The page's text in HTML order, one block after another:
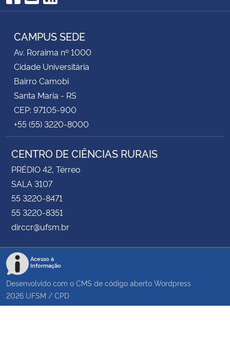
Facebook
YouTube
RSS
CAMPUS SEDE
Av. Roraima nº 1000
Cidade Universitária
Bairro Camobi
Santa Maria - RS
CEP: 97105-900
+55 (55) 3220-8000
CENTRO DE CIÊNCIAS RURAIS
PRÉDIO 42, Térreo
SALA 3107
55 3220-8471
55 3220-8351
dirccr@ufsm.br
Acesso à
Informação
Desenvolvido com o CMS de código aberto Wordpress
2026 UFSM / CPD